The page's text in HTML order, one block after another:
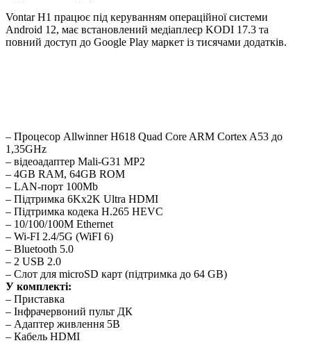
Vontar H1 працює під керуванням операційної системи
Android 12, має встановлений медіаплеєр KODI 17.3 та
повний доступ до Google Play маркет із тисячами додатків.
– Процесор Allwinner H618 Quad Core ARM Cortex A53 до
1,35GHz
– відеоадаптер Mali-G31 MP2
– 4GB RAM, 64GB ROM
– LAN-порт 100Mb
– Підтримка 6Kx2K Ultra HDMI
– Підтримка кодека H.265 HEVC
– 10/100/100M Ethernet
– Wi-FI 2.4/5G (WiFI 6)
– Bluetooth 5.0
– 2 USB 2.0
– Слот для microSD карт (підтримка до 64 GB)
У комплекті:
– Приставка
– Інфрачервоний пульт ДК
– Адаптер живлення 5В
– Кабель HDMI